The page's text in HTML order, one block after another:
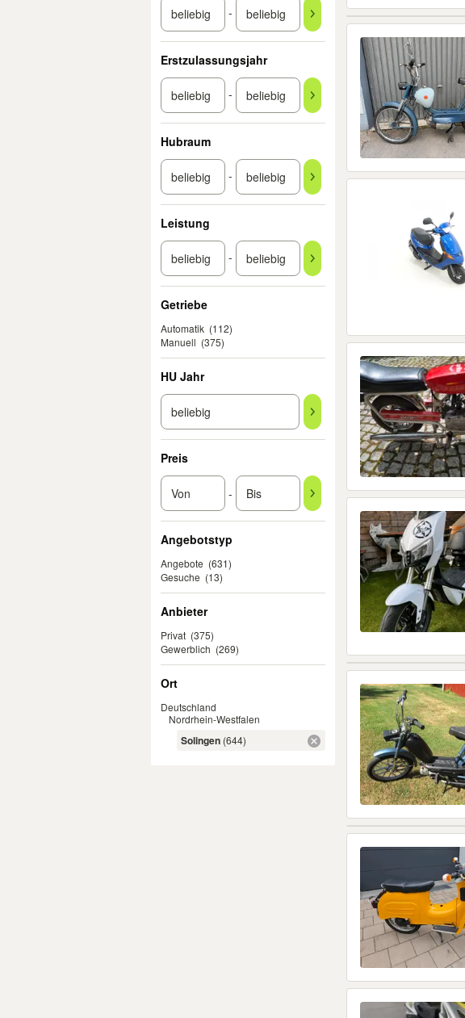
-
Erstzulassungsjahr
-
Hubraum
-
Leistung
-
Getriebe
Automatik (112)
Manuell (375)
HU Jahr
Preis
-
Angebotstyp
Angebote (631)
Gesuche (13)
Anbieter
Privat (375)
Gewerblich (269)
Ort
Deutschland
Nordrhein-Westfalen
Solingen (644)